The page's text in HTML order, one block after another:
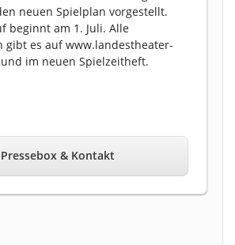
neuen Spielplan vorgestellt.
beginnt am 1. Juli. Alle
gibt es auf www.landestheater-
im neuen Spielzeitheft.
Pressebox & Kontakt